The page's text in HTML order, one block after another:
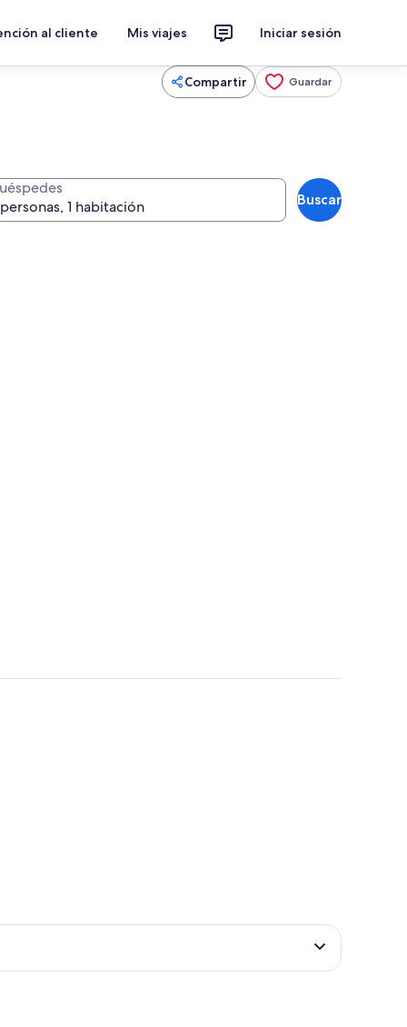
al cliente Mis viajes Iniciar sesión
Compartir Guardar
Buscar